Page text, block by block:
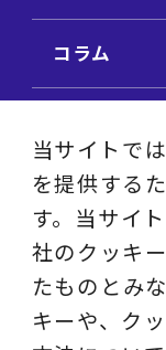
コラム
ビジネステ
動画ライブ
採用サイト
当サイトで
を提供する
す。当サイ
社のクッキ
たものとみ
キーや、ク